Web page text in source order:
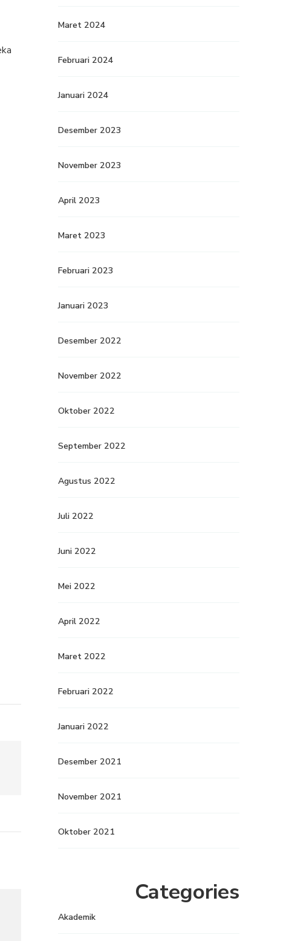
Maret 2024
Februari 2024
Januari 2024
Desember 2023
November 2023
April 2023
Maret 2023
Februari 2023
Januari 2023
Desember 2022
November 2022
Oktober 2022
September 2022
Agustus 2022
Juli 2022
Juni 2022
Mei 2022
April 2022
Maret 2022
Februari 2022
Januari 2022
Desember 2021
November 2021
Oktober 2021
Categories
Akademik